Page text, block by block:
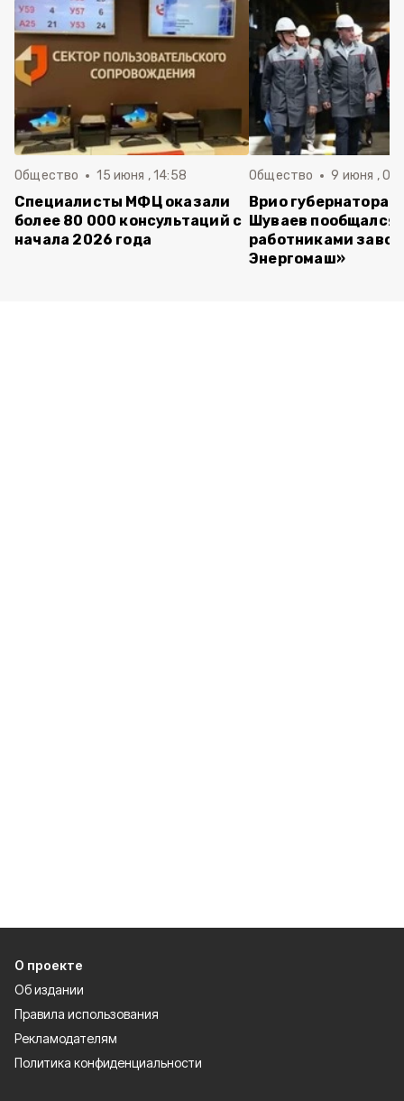
Общество 15 июня , 14:58
Специалисты МФЦ оказали
более 80 000 консультаций с
начала 2026 года
Общество 9 июня ,
Врио губернатора
Шуваев пообщался
работниками
Энергомаш»
О проекте
Об издании
Правила использования
Рекламодателям
Политика конфиденциальности